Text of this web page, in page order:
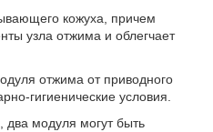
кожуха, причем
узла отжима и облегчает
отжима от приводного
гигиенические условия.
модуля могут быть